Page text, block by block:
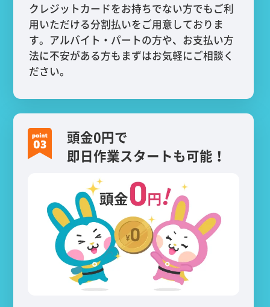
クレジットカードをお持ちでない方でもご利
用いただける分割払いをご用意しておりま
す。アルバイト・パートの方や、お支払い方
法に不安がある方もまずはお気軽にご相談く
ださい。
頭金0円で
即日作業スタートも可能！